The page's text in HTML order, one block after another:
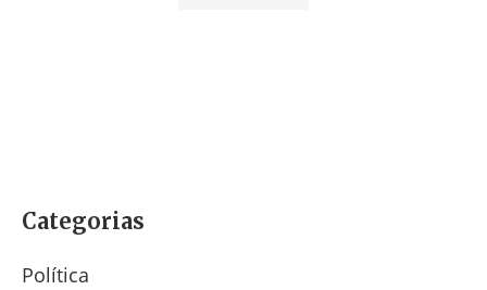
Categorias
Política